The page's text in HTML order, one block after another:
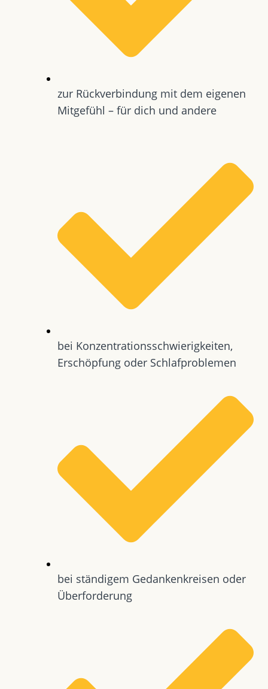
zur Rückverbindung mit dem eigenen
Mitgefühl – für dich und andere
bei Konzentrationsschwierigkeiten,
Erschöpfung oder Schlafproblemen
bei ständigem Gedankenkreisen oder
Überforderung